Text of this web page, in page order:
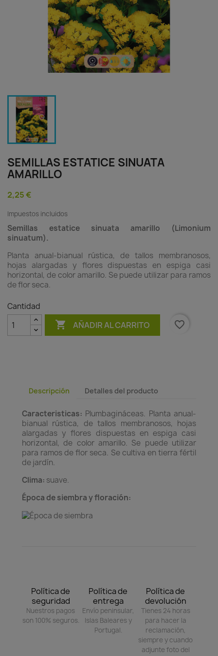
SEMILLAS ESTATICE SINUATA
AMARILLO
2,25 €
Impuestos incluidos
Semillas estatice sinuata amarillo (Limonium
sinuatum).
Planta anual-bianual rústica, de tallos membranosos,
hojas alargadas y flores dispuestas en espiga casi
horizontal, de color amarillo. Se puede utilizar para ramos
de flor seca.
Cantidad
 AÑADIR AL CARRITO favorite_border
Descripción Detalles del producto
Caracteristicas: Plumbagináceas. Planta anual-
bianual rústica, de tallos membranosos, hojas
alargadas y flores dispuestas en espiga casi
horizontal, de color amarillo. Se puede utilizar
para ramos de flor seca. Se cultiva en tierra fértil
de jardín.
Clima: suave.
Época de siembra y floración:
Política de
seguridad
Nuestros pagos
son 100% seguros.
Política de
entrega
Envío peninsular,
Islas Baleares y
Portugal.
Política de
devolución
Tienes 24 horas
para hacer la
reclamación,
siempre y cuando
adjunte foto del